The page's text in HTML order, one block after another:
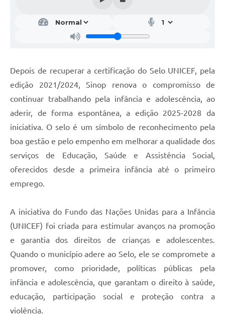
Depois de recuperar a certificação do Selo UNICEF, pela
edição 2021/2024, Sinop renova o compromisso de
continuar trabalhando pela infância e adolescência, ao
aderir, de forma espontânea, a edição 2025-2028 da
iniciativa. O selo é um símbolo de reconhecimento pela
boa gestão e pelo empenho em melhorar a qualidade dos
serviços de Educação, Saúde e Assistência Social,
oferecidos desde a primeira infância até o primeiro
emprego.
A iniciativa do Fundo das Nações Unidas para a Infância
(UNICEF) foi criada para estimular avanços na promoção
e garantia dos direitos de crianças e adolescentes.
Quando o município adere ao Selo, ele se compromete a
promover, como prioridade, políticas públicas pela
infância e adolescência, que garantam o direito à saúde,
educação, participação social e proteção contra a
violência.